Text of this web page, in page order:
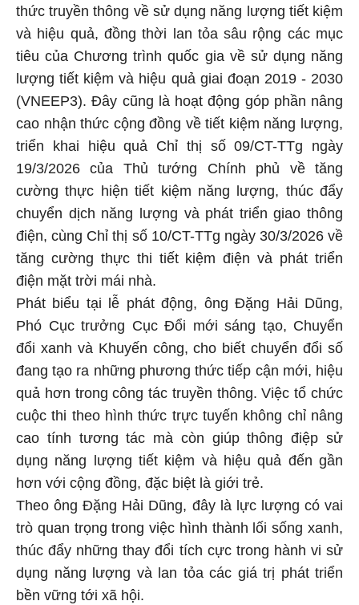
thức truyền thông về sử dụng năng lượng tiết kiệm
và hiệu quả, đồng thời lan tỏa sâu rộng các mục
tiêu của Chương trình quốc gia về sử dụng năng
lượng tiết kiệm và hiệu quả giai đoạn 2019 - 2030
(VNEEP3). Đây cũng là hoạt động góp phần nâng
cao nhận thức cộng đồng về tiết kiệm năng lượng,
triển khai hiệu quả Chỉ thị số 09/CT-TTg ngày
19/3/2026 của Thủ tướng Chính phủ về tăng
cường thực hiện tiết kiệm năng lượng, thúc đẩy
chuyển dịch năng lượng và phát triển giao thông
điện, cùng Chỉ thị số 10/CT-TTg ngày 30/3/2026 về
tăng cường thực thi tiết kiệm điện và phát triển
điện mặt trời mái nhà.
Phát biểu tại lễ phát động, ông Đặng Hải Dũng,
Phó Cục trưởng Cục Đổi mới sáng tạo, Chuyển
đổi xanh và Khuyến công, cho biết chuyển đổi số
đang tạo ra những phương thức tiếp cận mới, hiệu
quả hơn trong công tác truyền thông. Việc tổ chức
cuộc thi theo hình thức trực tuyến không chỉ nâng
cao tính tương tác mà còn giúp thông điệp sử
dụng năng lượng tiết kiệm và hiệu quả đến gần
hơn với cộng đồng, đặc biệt là giới trẻ.
Theo ông Đặng Hải Dũng, đây là lực lượng có vai
trò quan trọng trong việc hình thành lối sống xanh,
thúc đẩy những thay đổi tích cực trong hành vi sử
dụng năng lượng và lan tỏa các giá trị phát triển
bền vững tới xã hội.